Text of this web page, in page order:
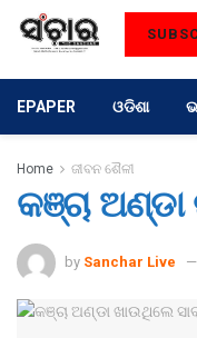
EPAPER ଓଡିଶା
Home ଜୀବନ ଶୈଳୀ
କଞ୍ଚା
by Sanchar Live